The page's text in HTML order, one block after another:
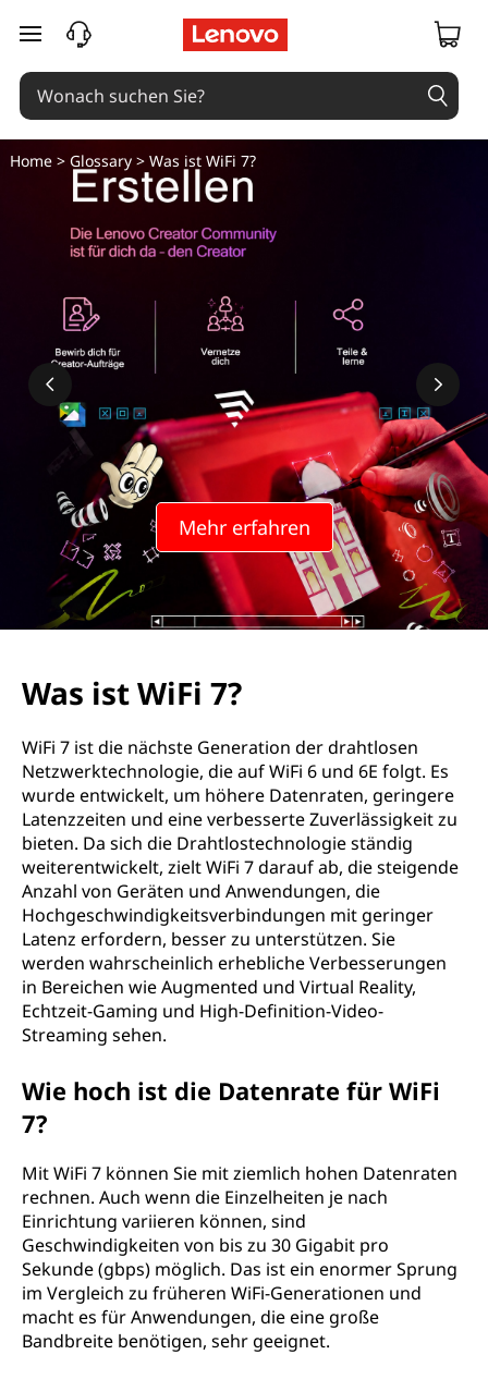
W
a
zum Hauptinhalt springen
Mehr erfahren
Home> Glossary> Was ist WiFi 7?
Was ist WiFi 7?
WiFi 7 ist die nächste Generation der drahtlosen
Netzwerktechnologie, die auf WiFi 6 und 6E folgt. Es
wurde entwickelt, um höhere Datenraten, geringere
Latenzzeiten und eine verbesserte Zuverlässigkeit zu
bieten. Da sich die Drahtlostechnologie ständig
weiterentwickelt, zielt WiFi 7 darauf ab, die steigende
Anzahl von Geräten und Anwendungen, die
Hochgeschwindigkeitsverbindungen mit geringer
Latenz erfordern, besser zu unterstützen. Sie
werden wahrscheinlich erhebliche Verbesserungen
in Bereichen wie Augmented und Virtual Reality,
Echtzeit-Gaming und High-Definition-Video-
Streaming sehen.
Wie hoch ist die Datenrate für WiFi
7?
Mit WiFi 7 können Sie mit ziemlich hohen Datenraten
rechnen. Auch wenn die Einzelheiten je nach
Einrichtung variieren können, sind
Geschwindigkeiten von bis zu 30 Gigabit pro
Sekunde (gbps) möglich. Das ist ein enormer Sprung
im Vergleich zu früheren WiFi-Generationen und
macht es für Anwendungen, die eine große
Bandbreite benötigen, sehr geeignet.